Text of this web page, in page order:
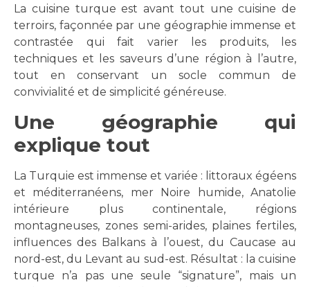
La cuisine turque est avant tout une cuisine de
terroirs, façonnée par une géographie immense et
contrastée qui fait varier les produits, les
techniques et les saveurs d’une région à l’autre,
tout en conservant un socle commun de
convivialité et de simplicité généreuse.
Une géographie qui
explique tout
La Turquie est immense et variée : littoraux égéens
et méditerranéens, mer Noire humide, Anatolie
intérieure plus continentale, régions
montagneuses, zones semi-arides, plaines fertiles,
influences des Balkans à l’ouest, du Caucase au
nord-est, du Levant au sud-est. Résultat : la cuisine
turque n’a pas une seule “signature”, mais un